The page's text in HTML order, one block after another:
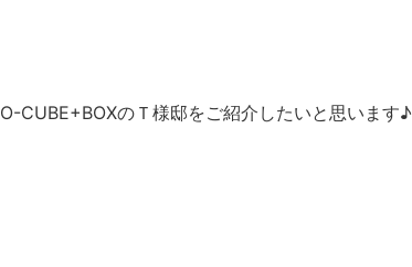
CUBE+BOXのＴ様邸をご紹介したいと思います♪